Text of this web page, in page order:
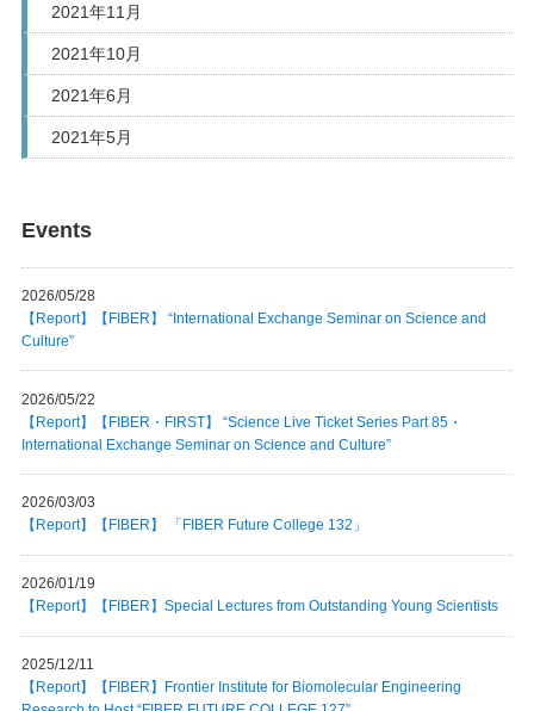
2021年11月
2021年10月
2021年6月
2021年5月
Events
2026/05/28
【Report】【FIBER】 “International Exchange Seminar on Science and
Culture”
2026/05/22
【Report】【FIBER・FIRST】 “Science Live Ticket Series Part 85・
International Exchange Seminar on Science and Culture”
2026/03/03
【Report】【FIBER】 「FIBER Future College 132」
2026/01/19
【Report】【FIBER】Special Lectures from Outstanding Young Scientists
2025/12/11
【Report】【FIBER】Frontier Institute for Biomolecular Engineering